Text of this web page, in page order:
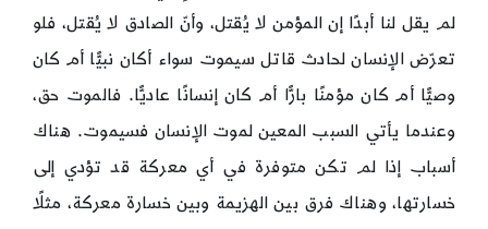
لم يقل لنا أبدًا إن المؤمن لا يُقتل، وأنّ الصادق لا يُقتل، فلو
تعرّض الإنسان لحادث قاتل سيموت سواء أكان نبيًّا أم كان
وصيًّا أم كان مؤمنًا بارًّا أم كان إنسانًا عاديًّا. فالموت حق،
وعندما يأتي السبب المعين لموت الإنسان فسيموت. هناك
أسباب إذا لم تكن متوفرة في أي معركة قد تؤدي إلى
خسارتها، وهناك فرق بين الهزيمة وبين خسارة معركة، مثلًا